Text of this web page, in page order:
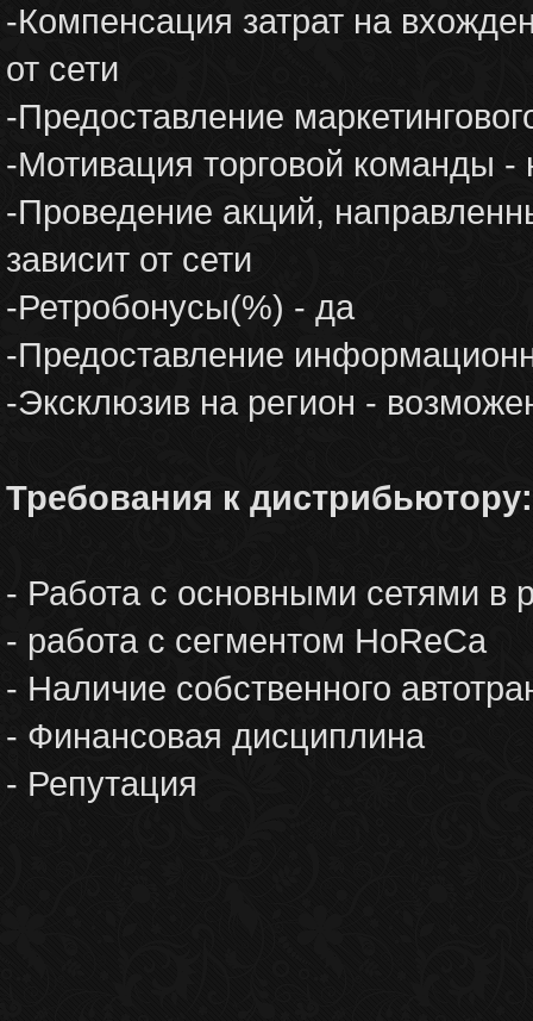
-Компенсация затрат на
от сети
-Предоставление
-Мотивация торговой команды -
-Проведение акций,
зависит от сети
-Ретробонусы(%) - да
-Предоставление
-Эксклюзив на регион -
Требования к дистрибьютору:
- Работа с основными сетями в
- работа с сегментом HoReCa
- Наличие собственного
- Финансовая дисциплина
- Репутация